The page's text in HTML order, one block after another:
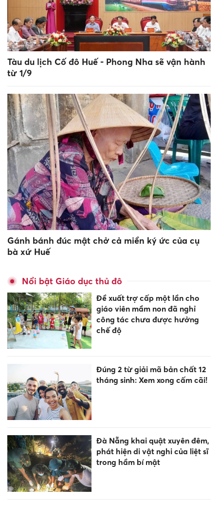
Tàu du lịch Cố đô Huế - Phong Nha sẽ vận hành
từ 1/9
Gánh bánh đúc mật chở cả miền ký ức của cụ
bà xứ Huế
Nổi bật Giáo dục thủ đô
Đề xuất trợ cấp một lần cho
giáo viên mầm non đã nghỉ
công tác chưa được hưởng
chế độ
Đúng 2 từ giải mã bản chất 12
tháng sinh: Xem xong cấm cãi!
Đà Nẵng khai quật xuyên đêm,
phát hiện di vật nghi của liệt sĩ
trong hầm bí mật